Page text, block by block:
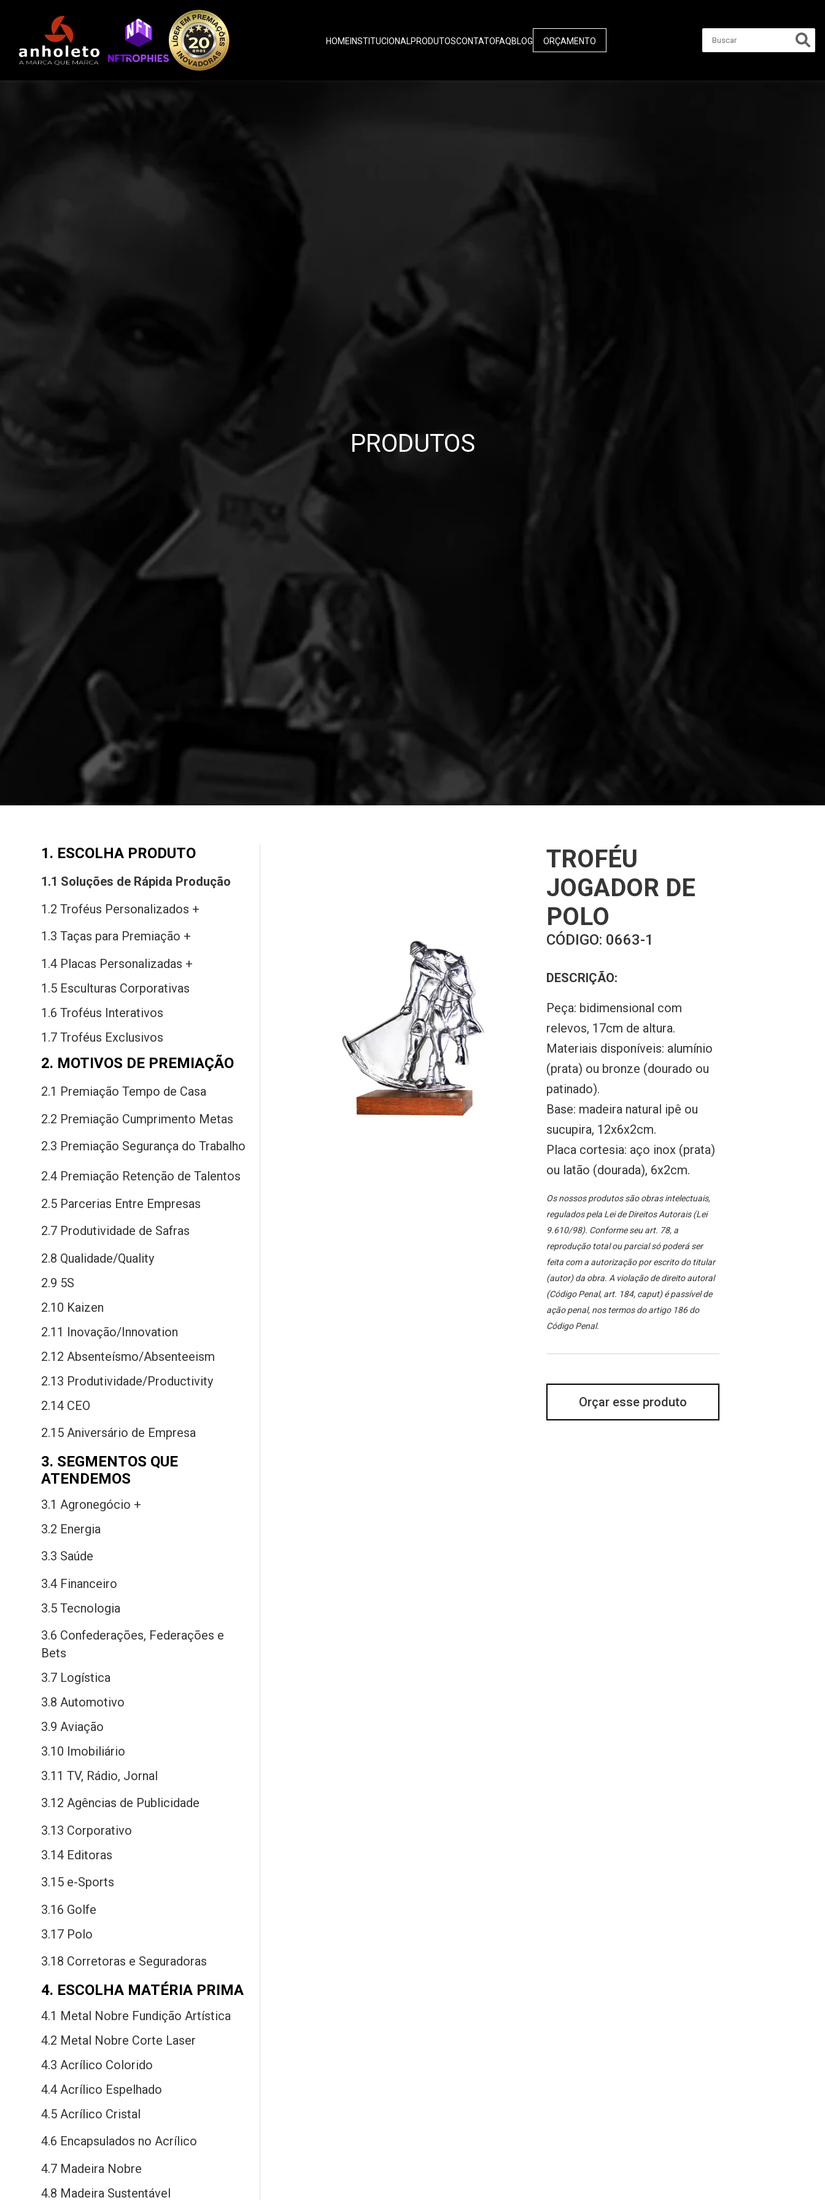
HOME INSTITUCIONALPRODUTOSCONTATOFAQBLOG ORÇAMENTO
PRODUTOS
1. ESCOLHA PRODUTO
1.1 Soluções de Rápida Produção
1.2 Troféus Personalizados +
1.3 Taças para Premiação +
1.4 Placas Personalizadas +
1.5 Esculturas Corporativas
1.6 Troféus Interativos
1.7 Troféus Exclusivos
2. MOTIVOS DE PREMIAÇÃO
2.1 Premiação Tempo de Casa
2.2 Premiação Cumprimento Metas
2.3 Premiação Segurança do Trabalho
2.4 Premiação Retenção de Talentos
2.5 Parcerias Entre Empresas
2.7 Produtividade de Safras
2.8 Qualidade/Quality
2.9 5S
2.10 Kaizen
2.11 Inovação/Innovation
2.12 Absenteísmo/Absenteeism
2.13 Produtividade/Productivity
2.14 CEO
2.15 Aniversário de Empresa
3. SEGMENTOS QUE
ATENDEMOS
3.1 Agronegócio +
3.2 Energia
3.3 Saúde
3.4 Financeiro
3.5 Tecnologia
3.6 Confederações, Federações e
Bets
3.7 Logística
3.8 Automotivo
3.9 Aviação
3.10 Imobiliário
3.11 TV, Rádio, Jornal
3.12 Agências de Publicidade
3.13 Corporativo
3.14 Editoras
3.15 e-Sports
3.16 Golfe
3.17 Polo
3.18 Corretoras e Seguradoras
4. ESCOLHA MATÉRIA PRIMA
4.1 Metal Nobre Fundição Artística
4.2 Metal Nobre Corte Laser
4.3 Acrílico Colorido
4.4 Acrílico Espelhado
4.5 Acrílico Cristal
4.6 Encapsulados no Acrílico
4.7 Madeira Nobre
4.8 Madeira Sustentável
TROFÉU
JOGADOR DE
POLO
CÓDIGO: 0663-1
DESCRIÇÃO:
Peça: bidimensional com
relevos, 17cm de altura.
Materiais disponíveis: alumínio
(prata) ou bronze (dourado ou
patinado).
Base: madeira natural ipê ou
sucupira, 12x6x2cm.
Placa cortesia: aço inox (prata)
ou latão (dourada), 6x2cm.
Os nossos produtos são obras intelectuais,
regulados pela Lei de Direitos Autorais (Lei
9.610/98). Conforme seu art. 78, a
reprodução total ou parcial só poderá ser
feita com a autorização por escrito do titular
(autor) da obra. A violação de direito autoral
(Código Penal, art. 184, caput) é passível de
ação penal, nos termos do artigo 186 do
Código Penal.
Orçar esse produto